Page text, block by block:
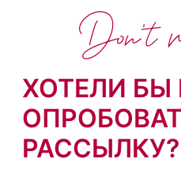
ХОТЕЛИ БЫ
РАССЫЛКУ?
Don't